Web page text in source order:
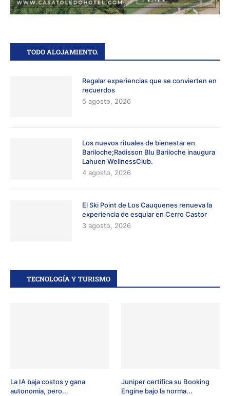
TODO ALOJAMIENTO.
Regalar experiencias que se convierten en
recuerdos
5 agosto, 2026
Los nuevos rituales de bienestar en
Bariloche;Radisson Blu Bariloche inaugura
Lahuen WellnessClub.
4 agosto, 2026
El Ski Point de Los Cauquenes renueva la
experiencia de esquiar en Cerro Castor
3 agosto, 2026
TECNOLOGÍA Y TURISMO
La IA baja costos y gana
autonomía, pero...
Juniper certifica su Booking
Engine bajo la norma...